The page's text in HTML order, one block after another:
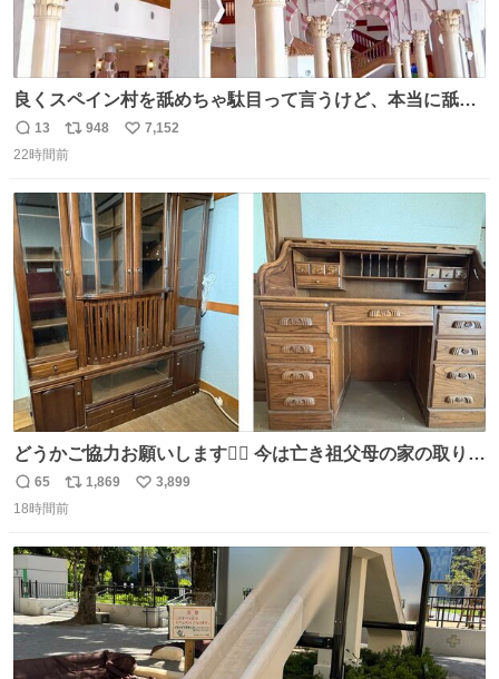
良くスペイン村を舐めちゃ駄目って言うけど、本当に舐め
ちゃ行けないのはスペィン村ホテル🏛🏨 だってロビーから
中庭抜けるだけでこの有様🤩 ディズニーホテル泊まってる
ニャは益々素晴らしい場所になってる
返
信
13
リ
ポ
ト
数
948
い
数
7,152
22時間前
どうかご協力お願いします🙇‍♂️ 今は亡き祖父母の家の取り壊
しが決まり、どうしても処分して欲しくない食器棚と机の
引き取り手を探しております この2つは私の祖母が当初一
さで亡くなりましたが、この家具達をとても大切にしてお
りました 続く↓
返
信
65
リ
ポ
ト
数
1,869
い
数
3,899
18時間前